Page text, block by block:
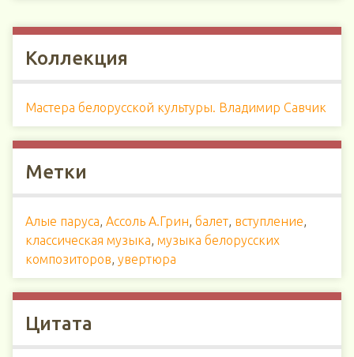
Коллекция
Мастера белорусской культуры. Владимир Савчик
Метки
Алые паруса, Ассоль А.Грин, балет, вступление,
классическая музыка, музыка белорусских
композиторов, увертюра
Цитата